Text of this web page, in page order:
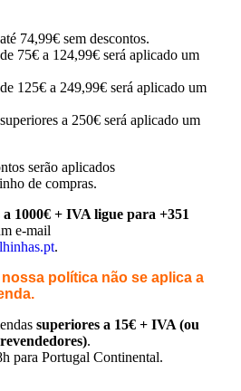
74,99€ sem descontos.
75€ a 124,99€ será aplicado um
125€ a 249,99€ será aplicado um
a 250€ será aplicado um
serão aplicados
de compras.
1000€ + IVA ligue para +351
e-mail
.
política não se aplica a
superiores a 15€ + IVA (ou
.
para Portugal Continental.